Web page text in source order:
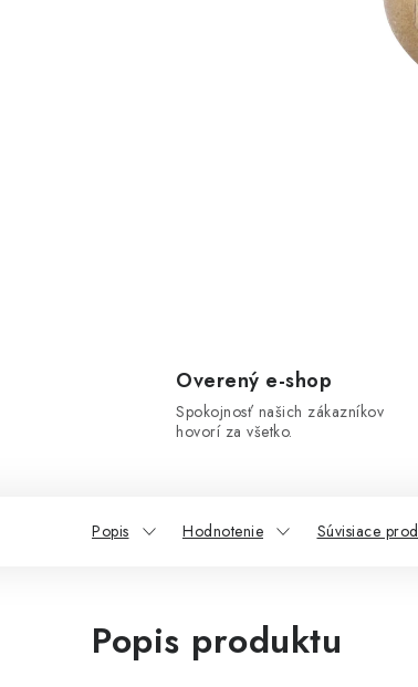
Overený e-shop
Spokojnosť našich zákazníkov
hovorí za všetko.
Popis Hodnotenie Súvisiace
Popis produktu